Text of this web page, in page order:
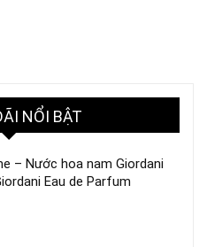
NỔI BẬT
– Nước hoa nam Giordani
Eau de Parfum